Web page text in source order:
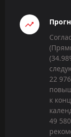
22
к
49